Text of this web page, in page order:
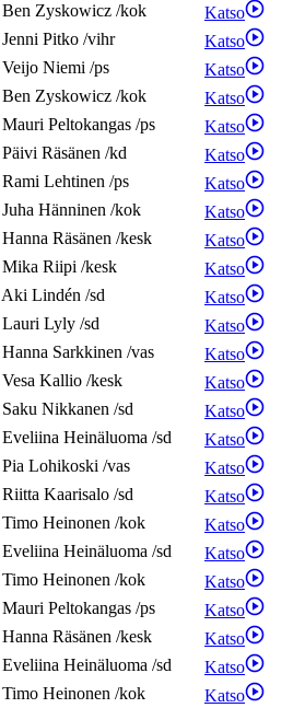
Ben Zyskowicz /kok
Katso
Jenni Pitko /vihr
Katso
Veijo Niemi /ps
Katso
Ben Zyskowicz /kok
Katso
Mauri Peltokangas /ps
Katso
Päivi Räsänen /kd
Katso
Rami Lehtinen /ps
Katso
Juha Hänninen /kok
Katso
Hanna Räsänen /kesk
Katso
Mika Riipi /kesk
Katso
Aki Lindén /sd
Katso
Lauri Lyly /sd
Katso
Hanna Sarkkinen /vas
Katso
Vesa Kallio /kesk
Katso
Saku Nikkanen /sd
Katso
Eveliina Heinäluoma /sd
Katso
Pia Lohikoski /vas
Katso
Riitta Kaarisalo /sd
Katso
Timo Heinonen /kok
Katso
Eveliina Heinäluoma /sd
Katso
Timo Heinonen /kok
Katso
Mauri Peltokangas /ps
Katso
Hanna Räsänen /kesk
Katso
Eveliina Heinäluoma /sd
Katso
Timo Heinonen /kok
Katso